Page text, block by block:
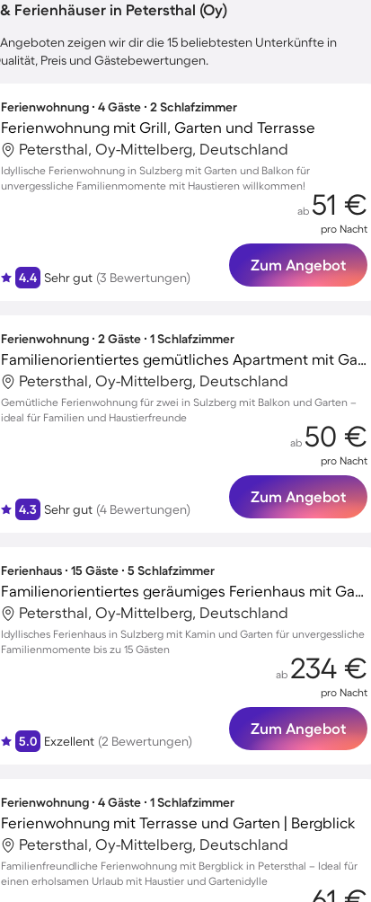
Ferienhäuser in Petersthal (Oy)
zeigen wir dir die 15 beliebtesten Unterkünfte in
Preis und Gästebewertungen.
Ferienwohnung ∙ 4 Gäste ∙ 2 Schlafzimmer
Ferienwohnung mit Grill, Garten und Terrasse
Petersthal, Oy-Mittelberg, Deutschland
Idyllische Ferienwohnung in Sulzberg mit Garten und Balkon für
unvergessliche Familienmomente mit Haustieren willkommen!
4.4 Sehr gut (3 Bewertungen)
ab 51 €
pro Nacht
Zum Angebot
Ferienwohnung ∙ 2 Gäste ∙ 1 Schlafzimmer
Familienorientiertes gemütliches Apartment mit Garten, Grill und Terrasse | Gartenblick | Hunde erlaubt
Petersthal, Oy-Mittelberg, Deutschland
Gemütliche Ferienwohnung für zwei in Sulzberg mit Balkon und Garten –
ideal für Familien und Haustierfreunde
4.3 Sehr gut (4 Bewertungen)
ab 50 €
pro Nacht
Zum Angebot
Ferienhaus ∙ 15 Gäste ∙ 5 Schlafzimmer
Familienorientiertes geräumiges Ferienhaus mit Garten, Terrasse und Grill | Gartenblick
Petersthal, Oy-Mittelberg, Deutschland
Idyllisches Ferienhaus in Sulzberg mit Kamin und Garten für unvergessliche
Familienmomente bis zu 15 Gästen
5.0 Exzellent (2 Bewertungen)
ab 234 €
pro Nacht
Zum Angebot
Ferienwohnung ∙ 4 Gäste ∙ 1 Schlafzimmer
Ferienwohnung mit Terrasse und Garten | Bergblick
Petersthal, Oy-Mittelberg, Deutschland
Familienfreundliche Ferienwohnung mit Bergblick in Petersthal – Ideal für
einen erholsamen Urlaub mit Haustier und Gartenidylle